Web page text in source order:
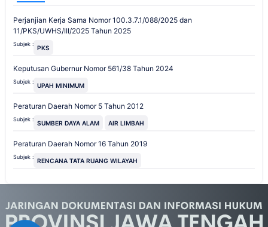
Perjanjian Kerja Sama Nomor 100.3.7.1/088/2025 dan
11/PKS/UWHS/III/2025 Tahun 2025
Subjek : PKS
Keputusan Gubernur Nomor 561/38 Tahun 2024
Subjek : UPAH MINIMUM
Peraturan Daerah Nomor 5 Tahun 2012
Subjek : SUMBER DAYA ALAM AIR LIMBAH
Peraturan Daerah Nomor 16 Tahun 2019
Subjek : RENCANA TATA RUANG WILAYAH